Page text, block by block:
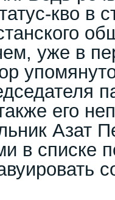
кво в
уже в
его
Азат
в списке